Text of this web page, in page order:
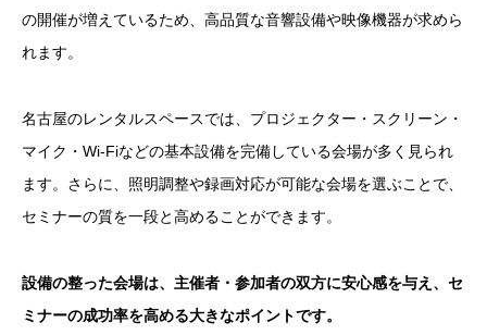
の開催が増えているため、高品質な音響設備や映像機器が求めら
れます。
名古屋のレンタルスペースでは、プロジェクター・スクリーン・
マイク・Wi-Fiなどの基本設備を完備している会場が多く見られ
ます。さらに、照明調整や録画対応が可能な会場を選ぶことで、
セミナーの質を一段と高めることができます。
設備の整った会場は、主催者・参加者の双方に安心感を与え、セ
ミナーの成功率を高める大きなポイントです。